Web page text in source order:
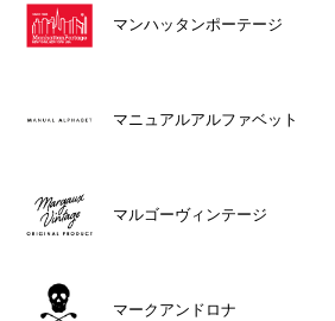
マンハッタンポーテージ
マニュアルアルファベット
マルゴーヴィンテージ
マークアンドロナ